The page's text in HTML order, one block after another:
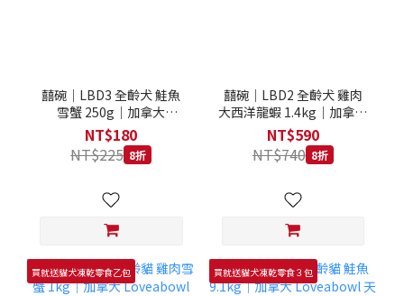
囍碗｜LBD3 全齡犬 鮭魚
雪蟹 250g｜加拿大
Loveabowl 天然無穀糧
250克 成犬 無穀狗飼料
NT$180
NT$225 8折
囍碗｜LBD2 全齡犬 雞肉
大西洋龍蝦 1.4kg｜加拿大
Loveabowl 天然無穀糧
1.4公斤 成犬 無穀狗飼料
NT$590
NT$740 8折
買就送貓犬凍乾零食乙包 買就送貓犬凍乾零食３包